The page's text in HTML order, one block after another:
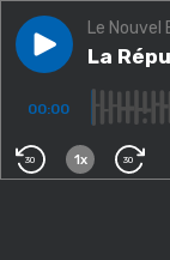
Play episodeLa
Le Nouvel
La
00:00
30 1x 30